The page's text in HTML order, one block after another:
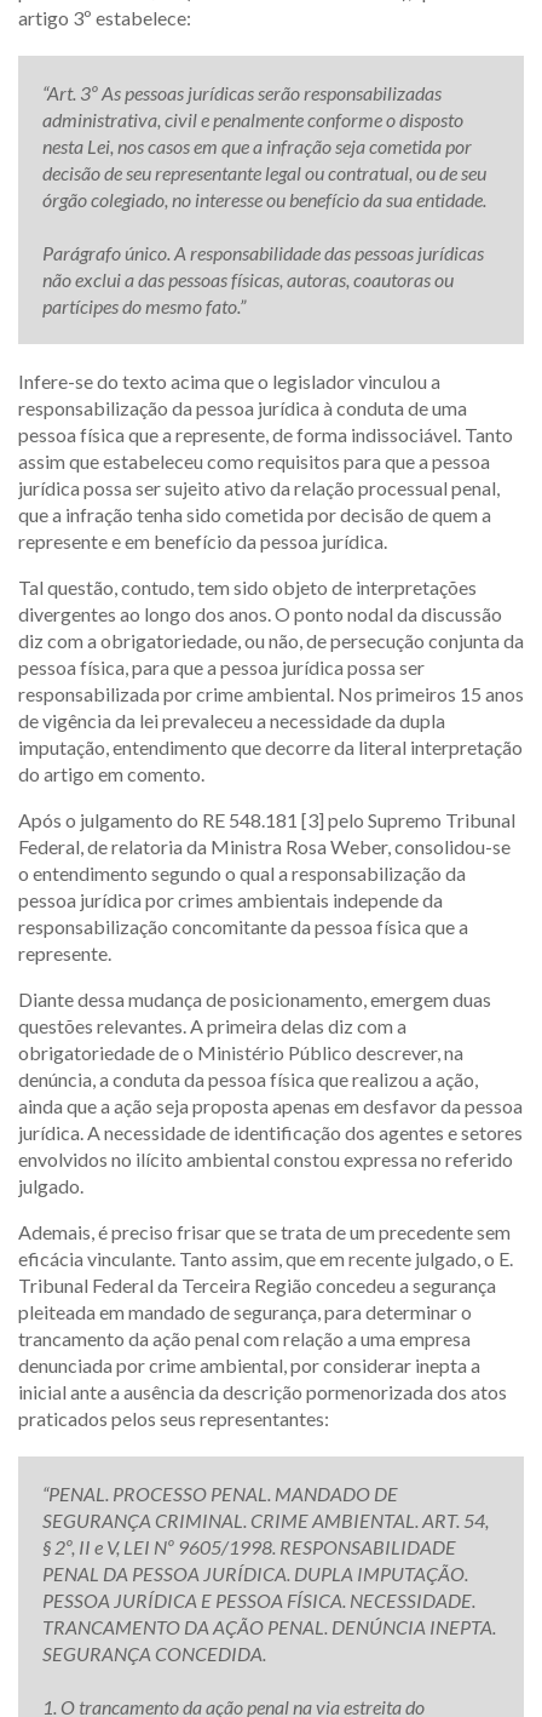
artigo 3º estabelece:
“Art. 3º As pessoas jurídicas serão responsabilizadas
administrativa, civil e penalmente conforme o disposto
nesta Lei, nos casos em que a infração seja cometida por
decisão de seu representante legal ou contratual, ou de seu
órgão colegiado, no interesse ou benefício da sua entidade.
Parágrafo único. A responsabilidade das pessoas jurídicas
não exclui a das pessoas físicas, autoras, coautoras ou
partícipes do mesmo fato.”
Infere-se do texto acima que o legislador vinculou a
responsabilização da pessoa jurídica à conduta de uma
pessoa física que a represente, de forma indissociável. Tanto
assim que estabeleceu como requisitos para que a pessoa
jurídica possa ser sujeito ativo da relação processual penal,
que a infração tenha sido cometida por decisão de quem a
represente e em benefício da pessoa jurídica.
Tal questão, contudo, tem sido objeto de interpretações
divergentes ao longo dos anos. O ponto nodal da discussão
diz com a obrigatoriedade, ou não, de persecução conjunta da
pessoa física, para que a pessoa jurídica possa ser
responsabilizada por crime ambiental. Nos primeiros 15 anos
de vigência da lei prevaleceu a necessidade da dupla
imputação, entendimento que decorre da literal interpretação
do artigo em comento.
Após o julgamento do RE 548.181 [3] pelo Supremo Tribunal
Federal, de relatoria da Ministra Rosa Weber, consolidou-se
o entendimento segundo o qual a responsabilização da
pessoa jurídica por crimes ambientais independe da
responsabilização concomitante da pessoa física que a
represente.
Diante dessa mudança de posicionamento, emergem duas
questões relevantes. A primeira delas diz com a
obrigatoriedade de o Ministério Público descrever, na
denúncia, a conduta da pessoa física que realizou a ação,
ainda que a ação seja proposta apenas em desfavor da pessoa
jurídica. A necessidade de identificação dos agentes e setores
envolvidos no ilícito ambiental constou expressa no referido
julgado.
Ademais, é preciso frisar que se trata de um precedente sem
eficácia vinculante. Tanto assim, que em recente julgado, o E.
Tribunal Federal da Terceira Região concedeu a segurança
pleiteada em mandado de segurança, para determinar o
trancamento da ação penal com relação a uma empresa
denunciada por crime ambiental, por considerar inepta a
inicial ante a ausência da descrição pormenorizada dos atos
praticados pelos seus representantes:
“PENAL. PROCESSO PENAL. MANDADO DE
SEGURANÇA CRIMINAL. CRIME AMBIENTAL. ART. 54,
§ 2º, II e V, LEI Nº 9605/1998. RESPONSABILIDADE
PENAL DA PESSOA JURÍDICA. DUPLA IMPUTAÇÃO.
PESSOA JURÍDICA E PESSOA FÍSICA. NECESSIDADE.
TRANCAMENTO DA AÇÃO PENAL. DENÚNCIA INEPTA.
SEGURANÇA CONCEDIDA.
1. O trancamento da ação penal na via estreita do